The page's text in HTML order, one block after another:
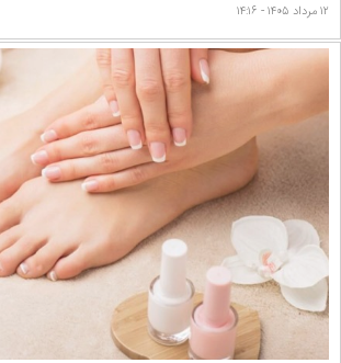
۱۲ مرداد ۱۴۰۵ - ۱۴:۱۶